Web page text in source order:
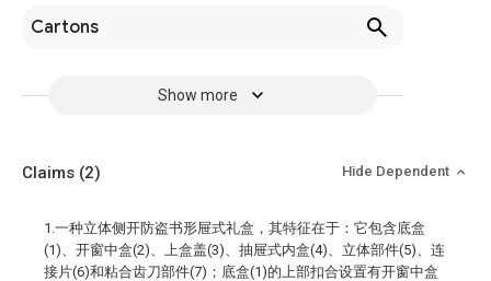
Cartons
Show more
Claims (2) Hide Dependent
1.一种立体侧开防盗书形屉式礼盒，其特征在于：它包含底盒
(1)、开窗中盒(2)、上盒盖(3)、抽屉式内盒(4)、立体部件(5)、连
接片(6)和粘合齿刀部件(7)；底盒(1)的上部扣合设置有开窗中盒